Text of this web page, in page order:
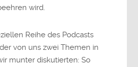
wird.
Reihe des Podcasts
von uns zwei Themen in
munter diskutierten: So